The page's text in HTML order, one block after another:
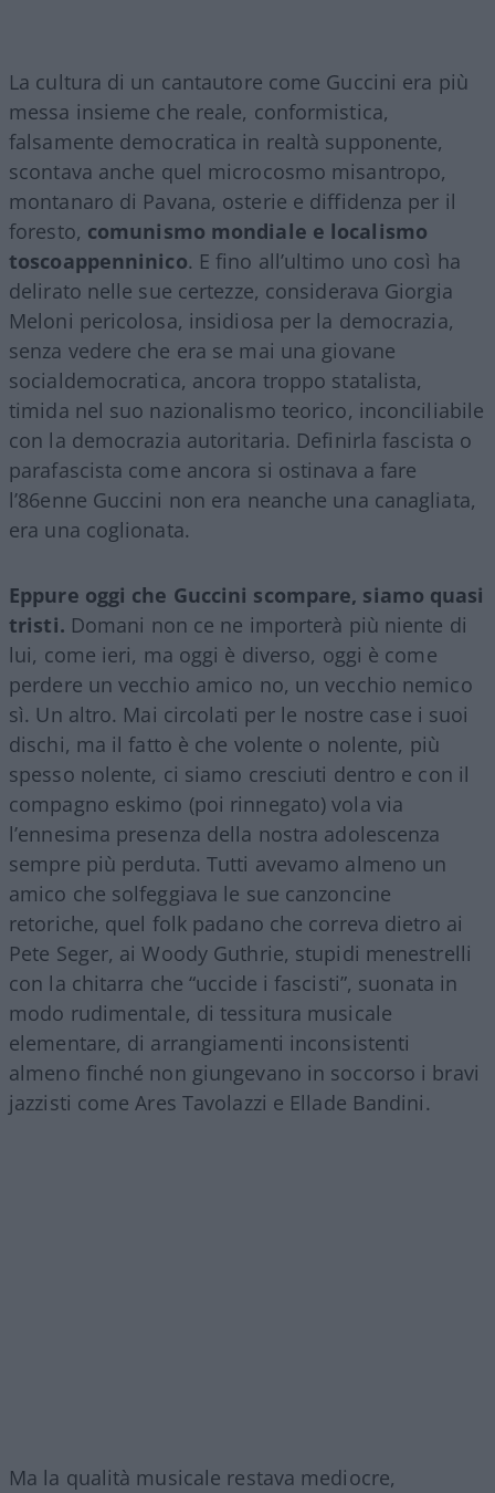
La cultura di un cantautore come Guccini era più
messa insieme che reale, conformistica,
falsamente democratica in realtà supponente,
scontava anche quel microcosmo misantropo,
montanaro di Pavana, osterie e diffidenza per il
foresto, comunismo mondiale e localismo
toscoappenninico. E fino all’ultimo uno così ha
delirato nelle sue certezze, considerava Giorgia
Meloni pericolosa, insidiosa per la democrazia,
senza vedere che era se mai una giovane
socialdemocratica, ancora troppo statalista,
timida nel suo nazionalismo teorico, inconciliabile
con la democrazia autoritaria. Definirla fascista o
parafascista come ancora si ostinava a fare
l’86enne Guccini non era neanche una canagliata,
era una coglionata.
Eppure oggi che Guccini scompare, siamo quasi
tristi. Domani non ce ne importerà più niente di
lui, come ieri, ma oggi è diverso, oggi è come
perdere un vecchio amico no, un vecchio nemico
sì. Un altro. Mai circolati per le nostre case i suoi
dischi, ma il fatto è che volente o nolente, più
spesso nolente, ci siamo cresciuti dentro e con il
compagno eskimo (poi rinnegato) vola via
l’ennesima presenza della nostra adolescenza
sempre più perduta. Tutti avevamo almeno un
amico che solfeggiava le sue canzoncine
retoriche, quel folk padano che correva dietro ai
Pete Seger, ai Woody Guthrie, stupidi menestrelli
con la chitarra che “uccide i fascisti”, suonata in
modo rudimentale, di tessitura musicale
elementare, di arrangiamenti inconsistenti
almeno finché non giungevano in soccorso i bravi
jazzisti come Ares Tavolazzi e Ellade Bandini.
Ma la qualità musicale restava mediocre,